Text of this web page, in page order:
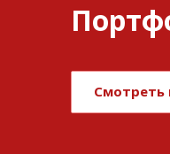
Смотреть